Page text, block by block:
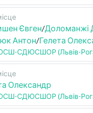
Євген/Доломанжі
Антон/Гелета
СДЮСШОР (Львів-
Олександр
СДЮСШОР (Львів-